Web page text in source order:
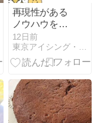
再現性がある
ノウハウを使
うことで「満
席」や「売
上」が叶いま
12日前